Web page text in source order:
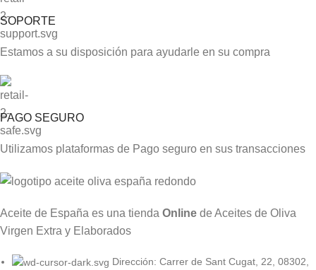
SOPORTE
Estamos a su disposición para ayudarle en su compra
PAGO SEGURO
Utilizamos plataformas de Pago seguro en sus transacciones
Aceite de España es una tiendaOnline de Aceites de Oliva
Virgen Extra y Elaborados
Dirección: Carrer de Sant Cugat, 22, 08302,